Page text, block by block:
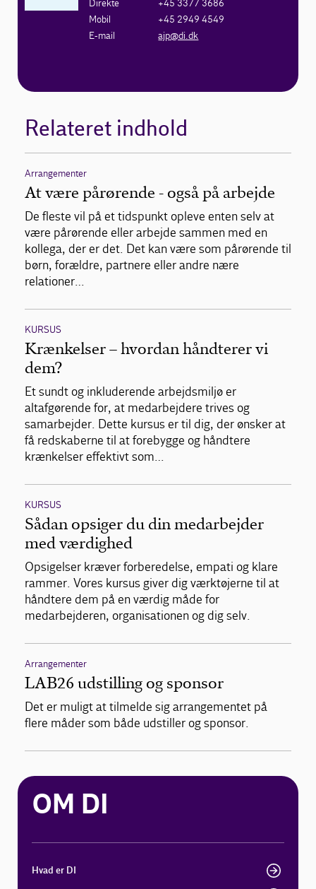
Direkte
+45 3377 3686
Mobil
+45 2949 4549
E-mail
ajp@di.dk
Relateret indhold
Arrangementer
At være pårørende - også på arbejde
De fleste vil på et tidspunkt opleve enten selv at
være pårørende eller arbejde sammen med en
kollega, der er det. Det kan være som pårørende til
børn, forældre, partnere eller andre nære
relationer…
KURSUS
Krænkelser – hvordan håndterer vi
dem?
Et sundt og inkluderende arbejdsmiljø er
altafgørende for, at medarbejdere trives og
samarbejder. Dette kursus er til dig, der ønsker at
få redskaberne til at forebygge og håndtere
krænkelser effektivt som…
KURSUS
Sådan opsiger du din medarbejder
med værdighed
Opsigelser kræver forberedelse, empati og klare
rammer. Vores kursus giver dig værktøjerne til at
håndtere dem på en værdig måde for
medarbejderen, organisationen og dig selv.
Arrangementer
LAB26 udstilling og sponsor
Det er muligt at tilmelde sig arrangementet på
flere måder som både udstiller og sponsor.
OM DI
Hvad er DI